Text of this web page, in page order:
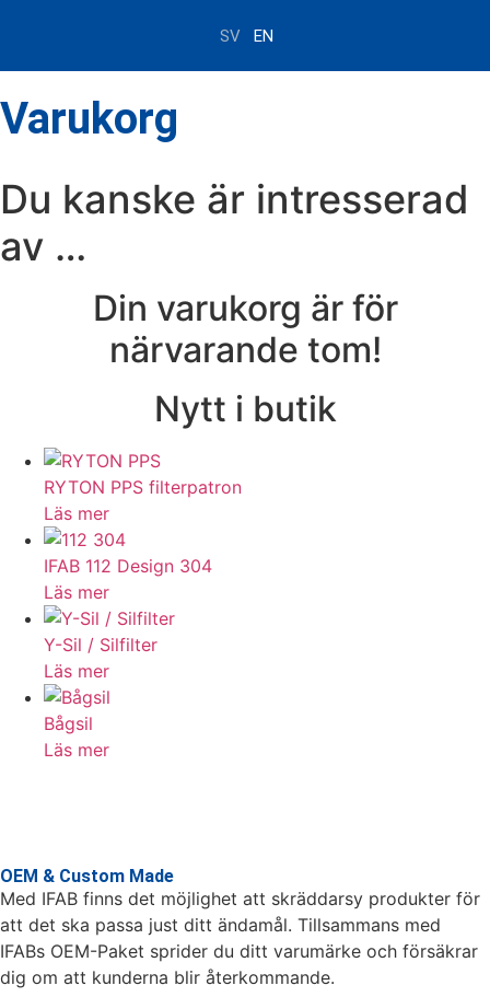
SV EN
Varukorg
Du kanske är intresserad
av …
Din varukorg är för
närvarande tom!
Nytt i butik
RYTON PPS filterpatron
Läs mer
IFAB 112 Design 304
Läs mer
Y-Sil / Silfilter
Läs mer
Bågsil
Läs mer
OEM & Custom Made
Med IFAB finns det möjlighet att skräddarsy produkter för
att det ska passa just ditt ändamål. Tillsammans med
IFABs OEM-Paket sprider du ditt varumärke och försäkrar
dig om att kunderna blir återkommande.